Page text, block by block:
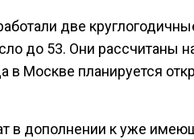
две
до 53. Они рассчитаны
в Москве планируется
в дополнении к уже